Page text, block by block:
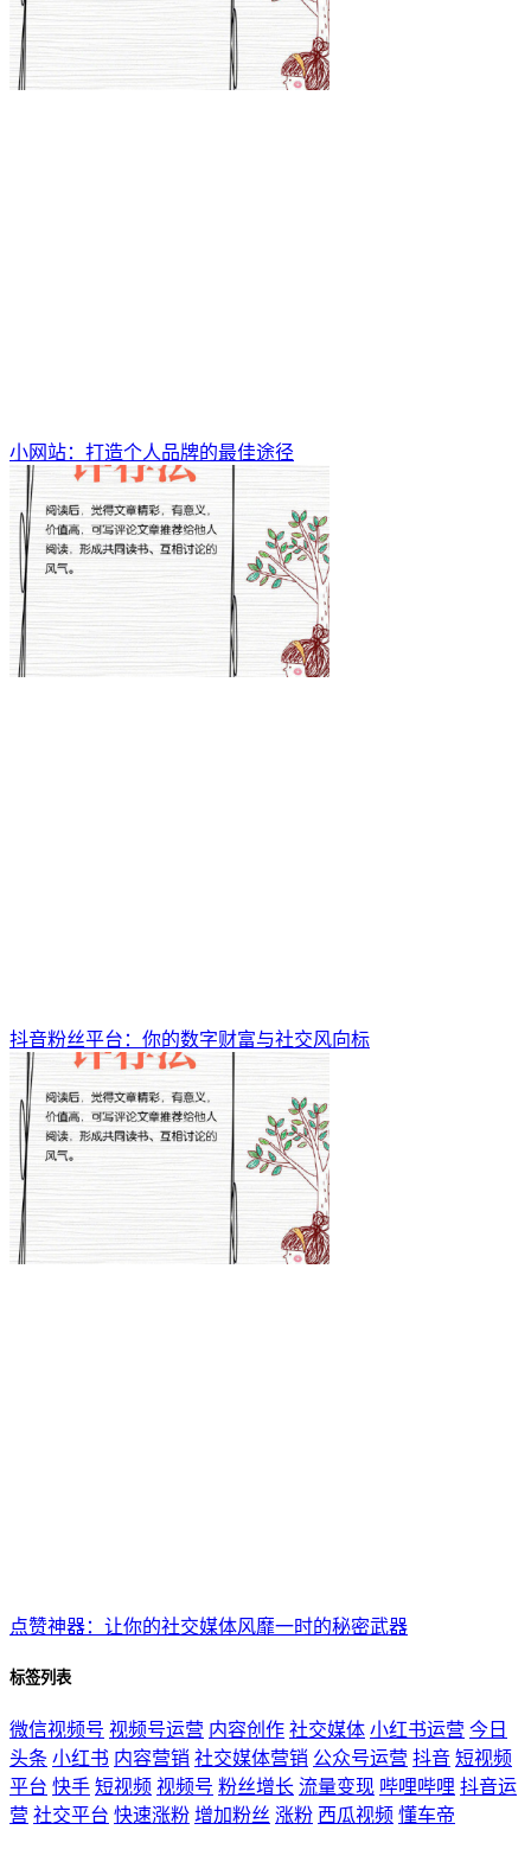
小网站：打造个人品牌的最佳途径
抖音粉丝平台：你的数字财富与社交风向标
点赞神器：让你的社交媒体风靡一时的秘密武器
标签列表
微信视频号 视频号运营 内容创作 社交媒体 小红书运营 今日
头条 小红书 内容营销 社交媒体营销 公众号运营 抖音 短视频
平台 快手 短视频 视频号 粉丝增长 流量变现 哔哩哔哩 抖音运
营 社交平台 快速涨粉 增加粉丝 涨粉 西瓜视频 懂车帝